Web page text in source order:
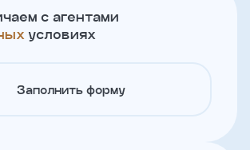
с агентами
условиях
Заполнить форму